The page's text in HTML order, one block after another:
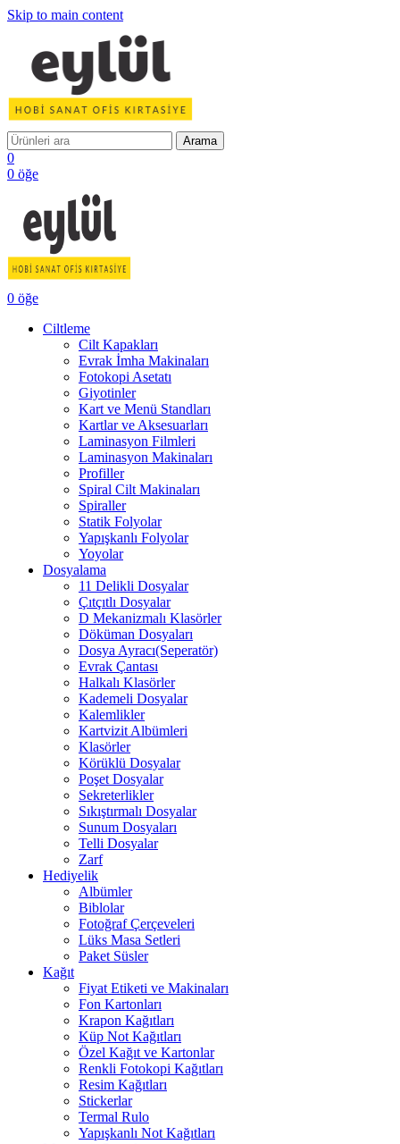
Skip to main content
Arama
0
0 öğe
0 öğe
Ciltleme
Cilt Kapakları
Evrak İmha Makinaları
Fotokopi Asetatı
Giyotinler
Kart ve Menü Standları
Kartlar ve Aksesuarları
Laminasyon Filmleri
Laminasyon Makinaları
Profiller
Spiral Cilt Makinaları
Spiraller
Statik Folyolar
Yapışkanlı Folyolar
Yoyolar
Dosyalama
11 Delikli Dosyalar
Çıtçıtlı Dosyalar
D Mekanizmalı Klasörler
Döküman Dosyaları
Dosya Ayracı(Seperatör)
Evrak Çantası
Halkalı Klasörler
Kademeli Dosyalar
Kalemlikler
Kartvizit Albümleri
Klasörler
Körüklü Dosyalar
Poşet Dosyalar
Sekreterlikler
Sıkıştırmalı Dosyalar
Sunum Dosyaları
Telli Dosyalar
Zarf
Hediyelik
Albümler
Biblolar
Fotoğraf Çerçeveleri
Lüks Masa Setleri
Paket Süsler
Kağıt
Fiyat Etiketi ve Makinaları
Fon Kartonları
Krapon Kağıtları
Küp Not Kağıtları
Özel Kağıt ve Kartonlar
Renkli Fotokopi Kağıtları
Resim Kağıtları
Stickerlar
Termal Rulo
Yapışkanlı Not Kağıtları